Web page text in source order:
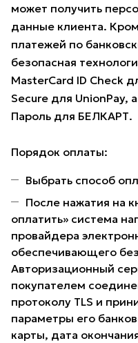
может получить
данные клиента.
платежей по
безопасная
MasterCard ID Check
Secure для UnionPay,
Пароль для БЕЛКАРТ.
Порядок оплаты:
Выбрать способ
После нажатия на
оплатить» система
провайдера
обеспечивающего
Авторизационный
покупателем
протоколу TLS и
параметры его
карты, дата